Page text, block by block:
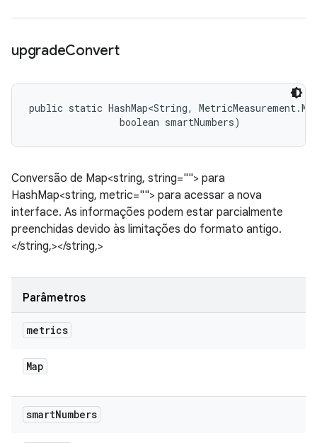
upgradeConvert
public static HashMap<String,
                boolean smartNumbers)
Conversão de Map<string, string=""> para
HashMap<string, metric=""> para acessar a nova
interface. As informações podem estar parcialmente
preenchidas devido às limitações do formato antigo.
</string,></string,>
Parâmetros
metrics
Map
smartNumbers